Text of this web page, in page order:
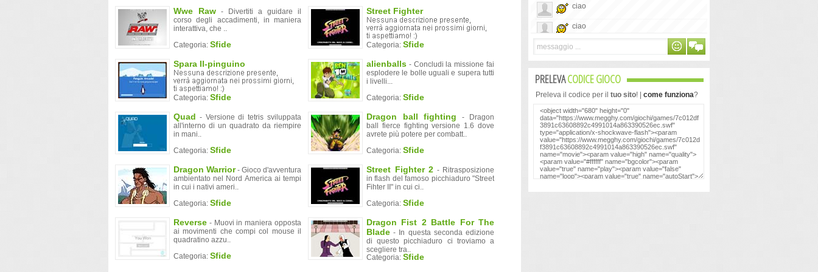
ciao
ciao
chat al contrario... e be
buon giorno
non ho capito se è un vero multiplayer o
meno
non ho capito se è un vero multiplayer o
meno
ma contro chi si gioca?
PRELEVACODICE GIOCO
Preleva il codice per il tuo sito! | come funziona?
Wwe Raw - Divertiti a guidare il
corso degli accadimenti, in maniera
interattiva, che ..
Categoria: Sfide
Street Fighter
Categoria: Sfide
Spara Il-pinguino
Categoria: Sfide
alienballs - Concludi la missione fai
esplodere le bolle uguali e supera tutti
i livelli...
Categoria: Sfide
Quad - Versione di tetris sviluppata
all'interno di un quadrato da riempire
in mani..
Categoria: Sfide
Dragon ball fighting - Dragon
ball fierce fighting versione 1.6 dove
avrete più potere per combatt..
Categoria: Sfide
Dragon Warrior- Gioco d'avventura
ambientato nel Nord America ai tempi
in cui i nativi ameri..
Categoria: Sfide
Street Fighter 2 - Ritrasposizione
in flash del famoso picchiaduro "Street
Fihter II" in cui ci..
Categoria: Sfide
Reverse - Muovi in maniera opposta
ai movimenti che compi col mouse il
quadratino azzu..
Categoria: Sfide
Dragon Fist 2 Battle For The
Blade - In questa seconda edizione
di questo picchiaduro ci troviamo a
scegliere tra..
Categoria: Sfide